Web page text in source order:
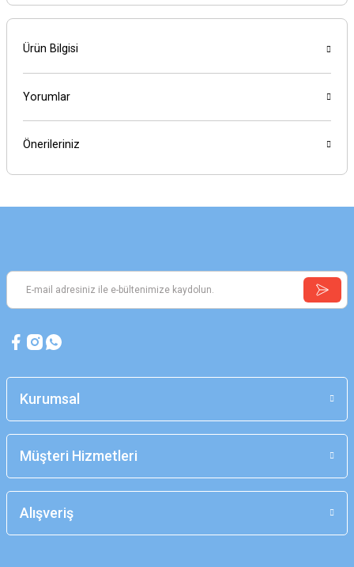
Ürün Bilgisi
Yorumlar
Önerileriniz
Kurumsal
Müşteri Hizmetleri
Alışveriş